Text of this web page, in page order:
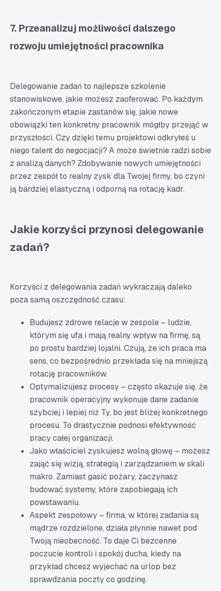
7. Przeanalizuj możliwości dalszego
rozwoju umiejętności pracownika
Delegowanie zadań to najlepsze szkolenie
stanowiskowe, jakie możesz zaoferować. Po każdym
zakończonym etapie zastanów się, jakie nowe
obowiązki ten konkretny pracownik mógłby przejąć w
przyszłości. Czy dzięki temu projektowi odkryłeś u
niego talent do negocjacji? A może świetnie radzi sobie
z analizą danych? Zdobywanie nowych umiejętności
przez zespół to realny zysk dla Twojej firmy, bo czyni
ją bardziej elastyczną i odporną na rotację kadr.
Jakie korzyści przynosi delegowanie
zadań?
Korzyści z delegowania zadań wykraczają daleko
poza samą oszczędność czasu:
Budujesz zdrowe relacje w zespole – ludzie,
którym się ufa i mają realny wpływ na firmę, są
po prostu bardziej lojalni. Czują, że ich praca ma
sens, co bezpośrednio przekłada się na mniejszą
rotację pracowników.
Optymalizujesz procesy – często okazuje się, że
pracownik operacyjny wykonuje dane zadanie
szybciej i lepiej niż Ty, bo jest bliżej konkretnego
procesu. To drastycznie podnosi efektywność
pracy całej organizacji.
Jako właściciel zyskujesz wolną głowę – możesz
zająć się wizją, strategią i zarządzaniem w skali
makro. Zamiast gasić pożary, zaczynasz
budować systemy, które zapobiegają ich
powstawaniu.
Aspekt zespołowy – firma, w której zadania są
mądrze rozdzielone, działa płynnie nawet pod
Twoją nieobecność. To daje Ci bezcenne
poczucie kontroli i spokój ducha, kiedy na
przykład chcesz wyjechać na urlop bez
sprawdzania poczty co godzinę.